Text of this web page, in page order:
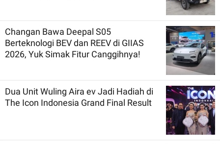
Changan Bawa Deepal S05
Berteknologi BEV dan REEV di GIIAS
2026, Yuk Simak Fitur Canggihnya!
Dua Unit Wuling Aira ev Jadi Hadiah di
The Icon Indonesia Grand Final Result